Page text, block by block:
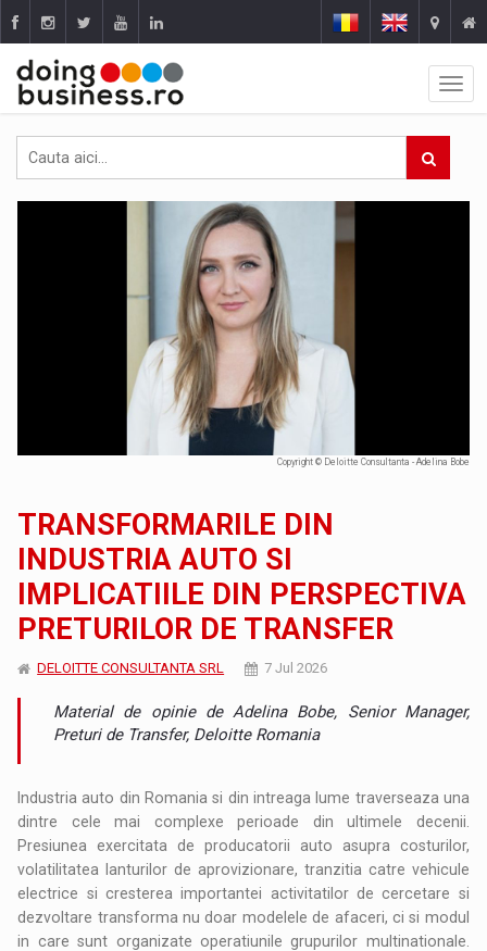
Copyright © Deloitte Consultanta - Adelina Bobe
TRANSFORMARILE DIN
INDUSTRIA AUTO SI
IMPLICATIILE DIN PERSPECTIVA
PRETURILOR DE TRANSFER
DELOITTE CONSULTANTA SRL 7 Jul 2026
Material de opinie de Adelina Bobe, Senior Manager,
Preturi de Transfer, Deloitte Romania
Industria auto din Romania si din intreaga lume traverseaza una
dintre cele mai complexe perioade din ultimele decenii.
Presiunea exercitata de producatorii auto asupra costurilor,
volatilitatea lanturilor de aprovizionare, tranzitia catre vehicule
electrice si cresterea importantei activitatilor de cercetare si
dezvoltare transforma nu doar modelele de afaceri, ci si modul
in care sunt organizate operatiunile grupurilor multinationale.